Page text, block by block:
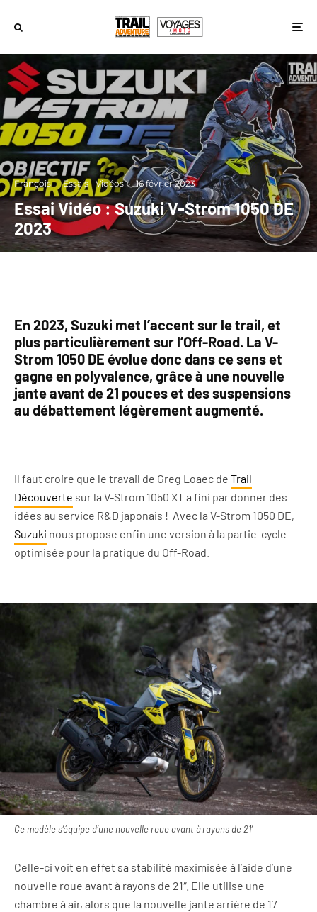
François · Essais Vidéos · 16 février 2023
Essai Vidéo : Suzuki V-Strom 1050 DE
2023
En 2023, Suzuki met l’accent sur le trail, et
plus particulièrement sur l’Off-Road. La V-
Strom 1050 DE évolue donc dans ce sens et
gagne en polyvalence, grâce à une nouvelle
jante avant de 21 pouces et des suspensions
au débattement légèrement augmenté.
Il faut croire que le travail de Greg Loaec de Trail
Découverte sur la V-Strom 1050 XT a fini par donner des
idées au service R&D japonais ! Avec la V-Strom 1050 DE,
Suzuki nous propose enfin une version à la partie-cycle
optimisée pour la pratique du Off-Road.
Ce modèle s’équipe d’une nouvelle roue avant à rayons de 21′
Celle-ci voit en effet sa stabilité maximisée à l’aide d’une
nouvelle roue avant à rayons de 21″. Elle utilise une
chambre à air, alors que la nouvelle jante arrière de 17